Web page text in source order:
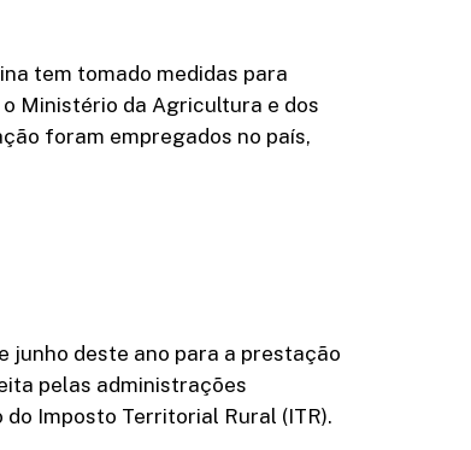
tem tomado medidas para
Ministério da Agricultura e dos
foram empregados no país,
junho deste ano para a prestação
pelas administrações
Imposto Territorial Rural (ITR).